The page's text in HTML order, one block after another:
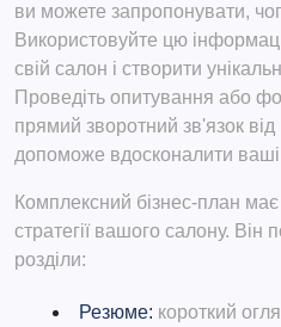
ви можете запропонувати,
Використовуйте цю
свій салон і створити
Проведіть опитування або
прямий зворотний зв'язок від
допоможе вдосконалити ваші
Комплексний бізнес-план
стратегії вашого салону. Він
розділи:
Резюме: короткий